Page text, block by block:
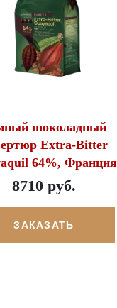
шоколадный
Extra-Bitter
64%, Франция
8710 руб.
ЗАКАЗАТЬ